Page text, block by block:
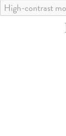
High-contrast